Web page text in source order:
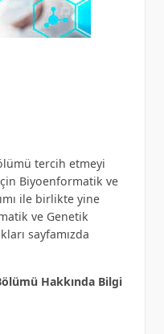
tercih etmeyi
Biyoenformatik ve
ile birlikte yine
ve Genetik
sayfamızda
Hakkında Bilgi